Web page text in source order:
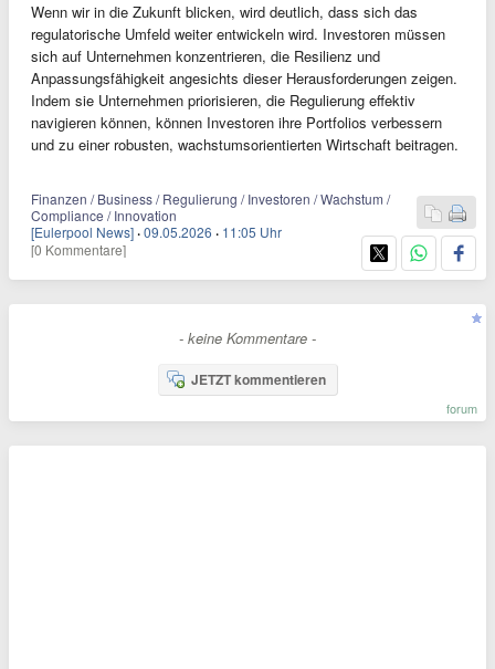
Wenn wir in die Zukunft blicken, wird deutlich, dass sich das
regulatorische Umfeld weiter entwickeln wird. Investoren müssen
sich auf Unternehmen konzentrieren, die Resilienz und
Anpassungsfähigkeit angesichts dieser Herausforderungen zeigen.
Indem sie Unternehmen priorisieren, die Regulierung effektiv
navigieren können, können Investoren ihre Portfolios verbessern
und zu einer robusten, wachstumsorientierten Wirtschaft beitragen.
Finanzen / Business / Regulierung / Investoren / Wachstum /
Compliance / Innovation
[Eulerpool News] ·09.05.2026 · 11:05 Uhr
[0 Kommentare]
- keine Kommentare -
JETZT kommentieren
forum